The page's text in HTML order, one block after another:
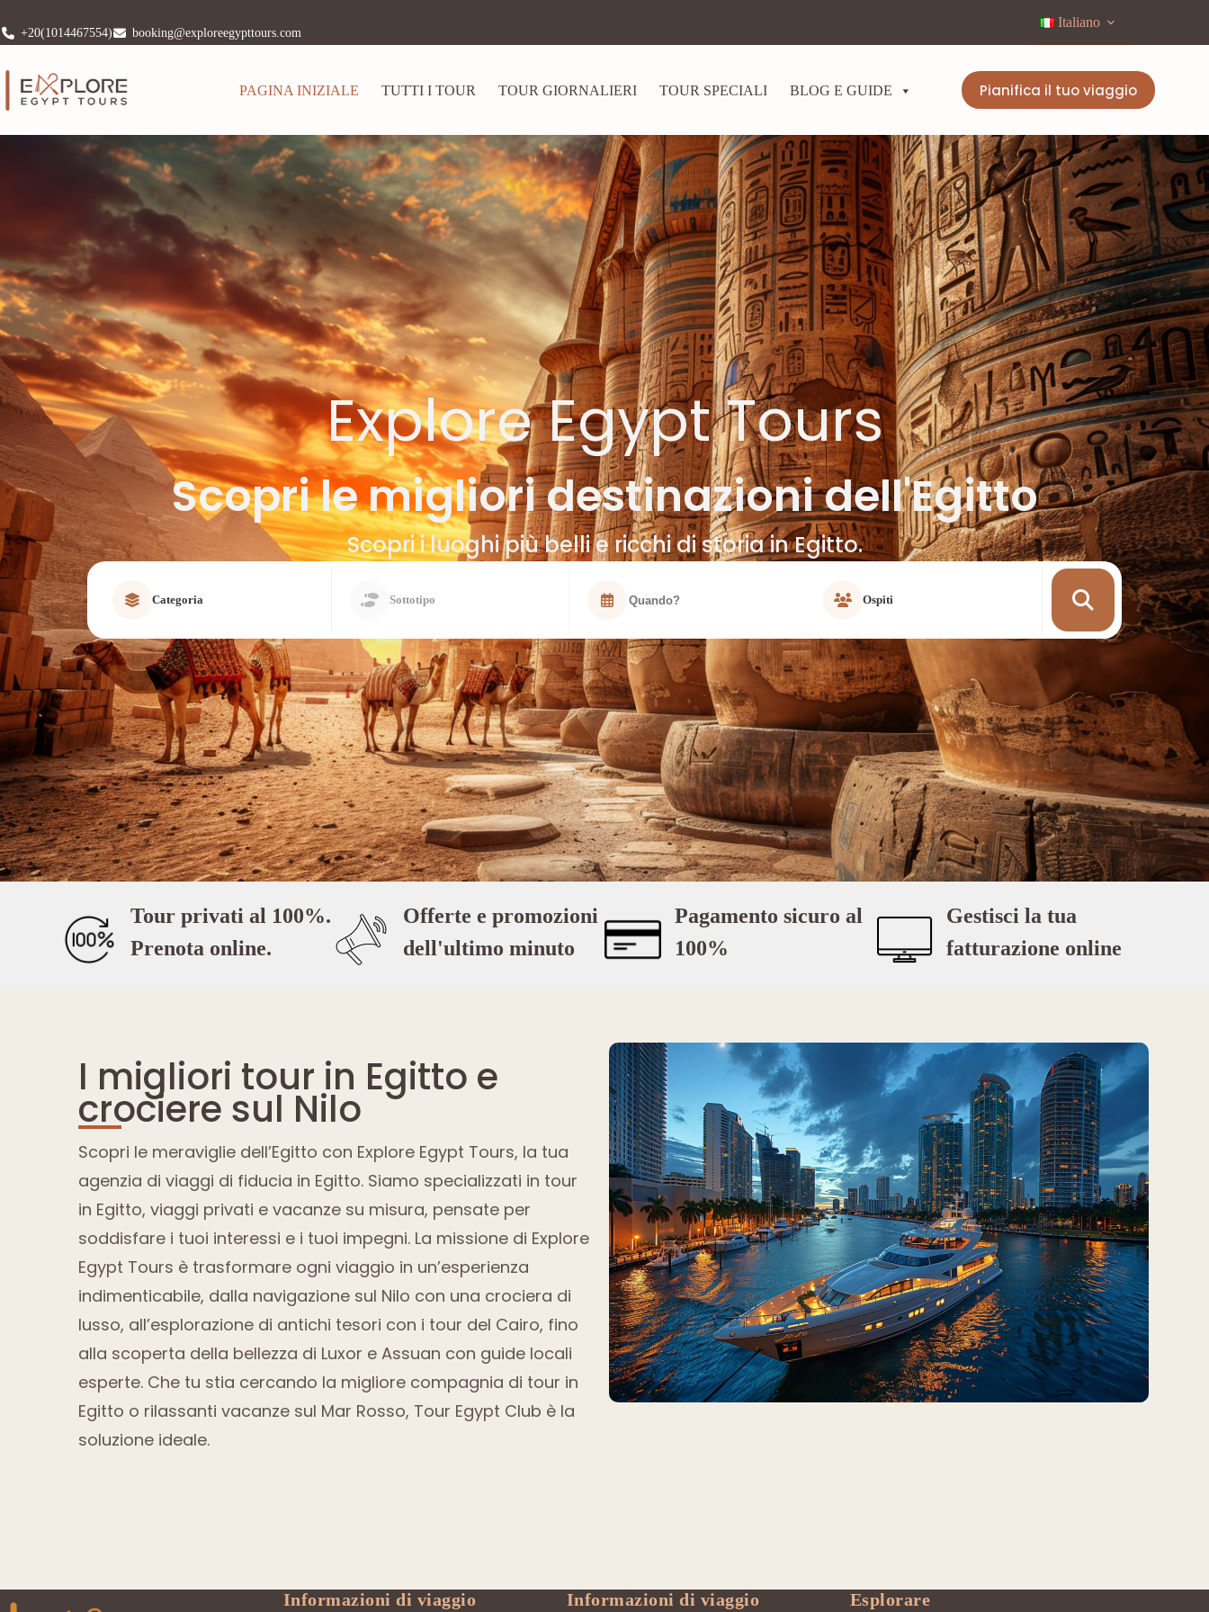
+20(1014467554) booking@exploreegypttours.com
Italiano
PAGINA INIZIALE TUTTI I TOUR TOUR GIORNALIERI TOUR SPECIALI BLOG E GUIDE Pianifica il tuo viaggio
Explore Egypt Tours
Scopri le migliori destinazioni dell'Egitto
Scopri i luoghi più belli e ricchi di storia in Egitto.
Categoria Sottotipo Ospiti
Tour privati ​​al 100%.
Prenota online.
Offerte e promozioni
dell'ultimo minuto
Pagamento sicuro al
100%
Gestisci la tua
fatturazione online
I migliori tour in Egitto e
crociere sul Nilo
Scopri le meraviglie dell’Egitto con Explore Egypt Tours, la tua
agenzia di viaggi di fiducia in Egitto. Siamo specializzati in tour
in Egitto, viaggi privati ​​e vacanze su misura, pensate per
soddisfare i tuoi interessi e i tuoi impegni. La missione di Explore
Egypt Tours è trasformare ogni viaggio in un’esperienza
indimenticabile, dalla navigazione sul Nilo con una crociera di
lusso, all’esplorazione di antichi tesori con i tour del Cairo, fino
alla scoperta della bellezza di Luxor e Assuan con guide locali
esperte. Che tu stia cercando la migliore compagnia di tour in
Egitto o rilassanti vacanze sul Mar Rosso, Tour Egypt Club è la
soluzione ideale.
Informazioni di viaggio
Informazioni di viaggio
Esplorare